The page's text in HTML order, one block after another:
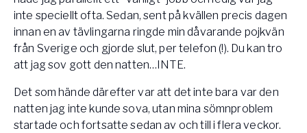
inte speciellt ofta. Sedan, sent på kvällen precis dagen
innan en av tävlingarna ringde min dåvarande pojkvän
från Sverige och gjorde slut, per telefon (!). Du kan tro
att jag sov gott den natten…INTE.
Det som hände därefter var att det inte bara var den
natten jag inte kunde sova, utan mina sömnproblem
startade och fortsatte sedan av och till i flera veckor.